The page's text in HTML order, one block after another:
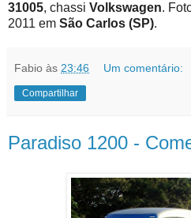
31005, chassi Volkswagen.
2011 em São Carlos (SP).
Fabio às 23:46 Um comentário:
Compartilhar
Paradiso 1200 -